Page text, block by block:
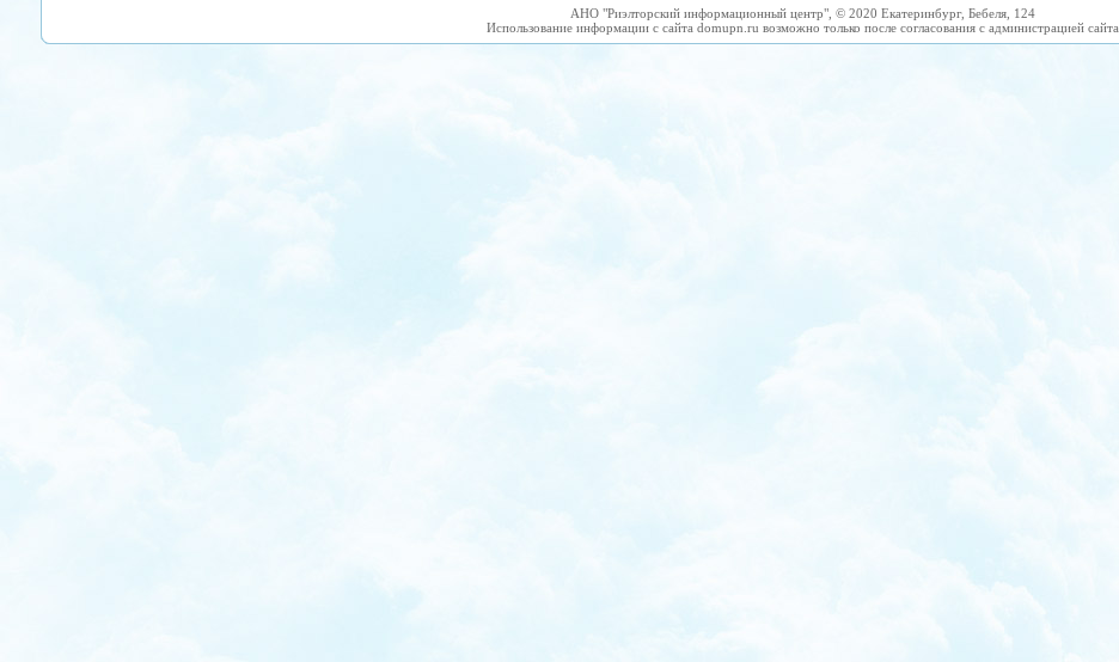
АНО "Риэлторский информационный центр", © 2020 Екатеринбург, Бебеля, 124
Использование информации с сайта domupn.ru возможно только после согласования с администрацией сайта